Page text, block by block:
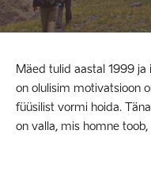
Mäed tulid aastal 1999
on olulisim motivatsioon
füüsilist vormi hoida.
on valla, mis homne